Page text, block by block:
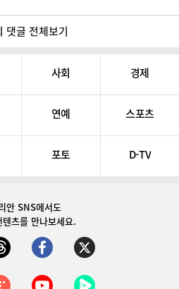
댓글 전체보기
사회 경제
연예 스포츠
포토 D-TV
안 SNS에서도
텐츠를 만나보세요.